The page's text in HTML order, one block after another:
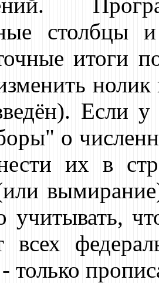
столбцы
итоги
Если
о
их в
учитывать,
всех
только